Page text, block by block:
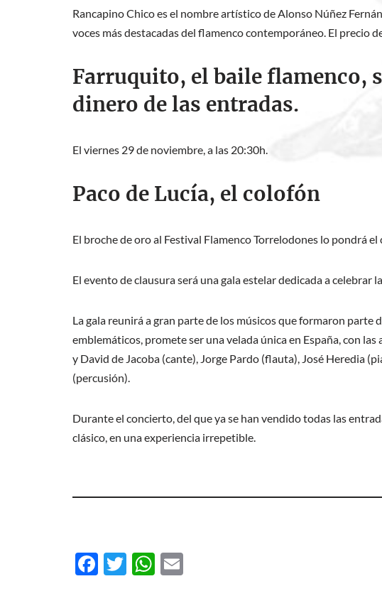
Rancapino Chico es el nombre artístico de Alonso Núñez
voces más destacadas del flamenco contemporáneo. El precio
Farruquito, el baile flamenco,
dinero de las entradas.
El viernes 29 de noviembre, a las 20:30h.
Paco de Lucía, el colofón
El broche de oro al Festival Flamenco Torrelodones lo pondrá
El evento de clausura será una gala estelar dedicada a
La gala reunirá a gran parte de los músicos que formaron parte
emblemáticos, promete ser una velada única en España, con
y David de Jacoba (cante), Jorge Pardo (flauta), José Heredia
(percusión).
Durante el concierto, del que ya se han vendido todas las
clásico, en una experiencia irrepetible.
F
T
W